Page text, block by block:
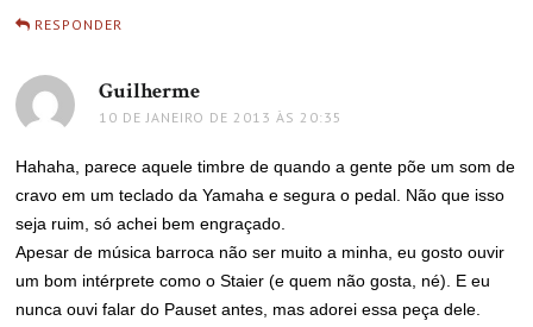
RESPONDER
Guilherme
10 DE JANEIRO DE 2013 ÀS 20:35
Hahaha, parece aquele timbre de quando a gente põe um som de
cravo em um teclado da Yamaha e segura o pedal. Não que isso
seja ruim, só achei bem engraçado.
Apesar de música barroca não ser muito a minha, eu gosto ouvir
um bom intérprete como o Staier (e quem não gosta, né). E eu
nunca ouvi falar do Pauset antes, mas adorei essa peça dele.